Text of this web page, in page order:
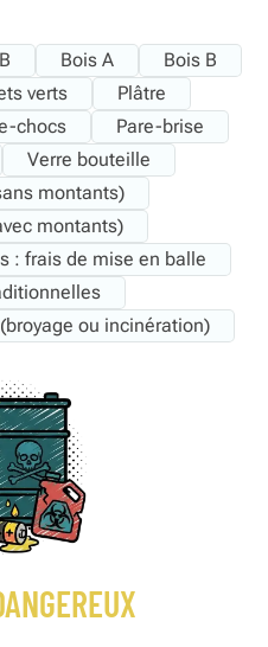
Bois A
Bois B
verts
Plâtre
chocs
Pare-brise
Verre bouteille
montants)
montants)
: frais de mise en balle
ou incinération)